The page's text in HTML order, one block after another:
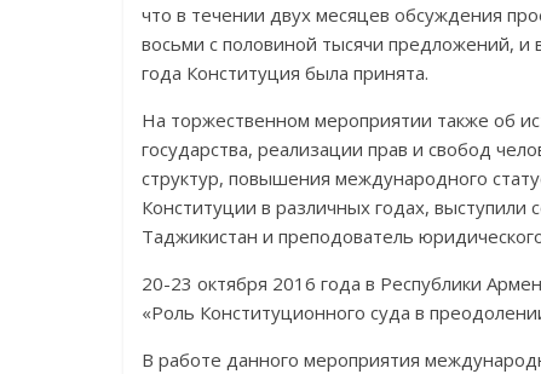
что в течении двух месяцев обсуждения
восьми с половиной тысячи предложений, и
года Конституция была принята.
На торжественном мероприятии также об
государства, реализации прав и свобод
структур, повы­шения международного
Конституции в различных годах, выступили
Таджикистан и преподо­ва­тель
20-23 октября 2016 года в Республики
«Роль Конституционного суда в
В работе данного мероприятия